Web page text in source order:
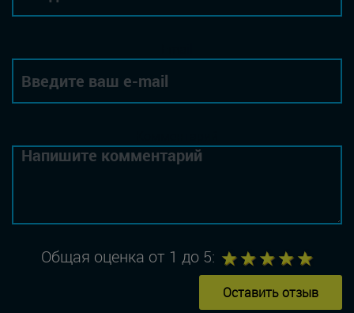
Общая оценка от 1 до 5: 4
3
2
1
Оставить отзыв